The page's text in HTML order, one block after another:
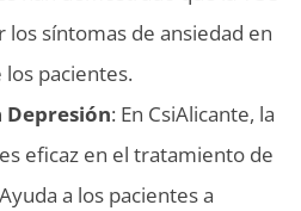
los síntomas de ansiedad en
los pacientes.
Depresión: En CsiAlicante, la
eficaz en el tratamiento de
a los pacientes a